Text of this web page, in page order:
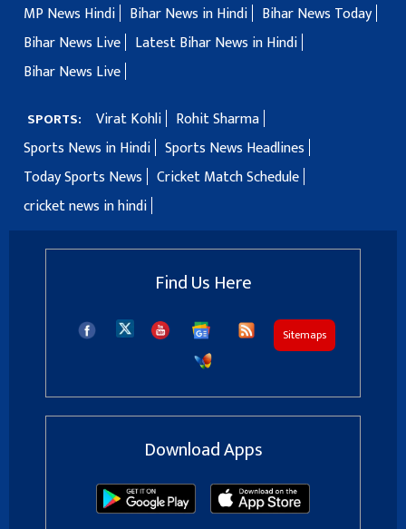
MP News Hindi
Bihar News in Hindi
Bihar News Today
Bihar News Live
Latest Bihar News in Hindi
Bihar News Live
SPORTS: Virat Kohli
Rohit Sharma
Sports News in Hindi Sports News Headlines
Today Sports News
Cricket Match Schedule
cricket news in hindi
Find Us Here
Sitemaps
Download Apps